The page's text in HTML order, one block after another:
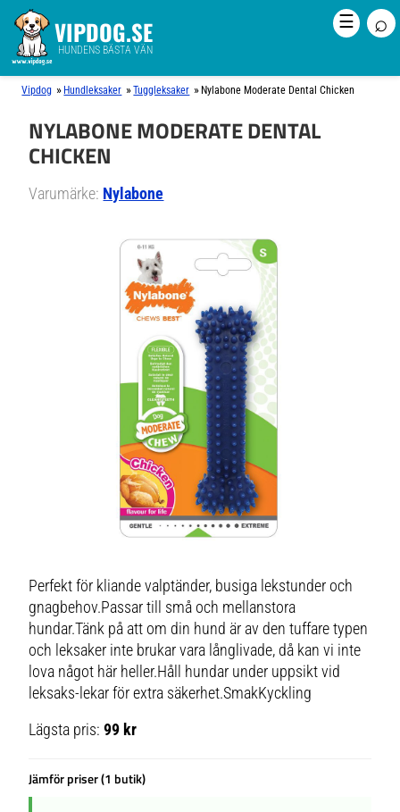
VIPDOG.SE
HUNDENS BÄSTA VÄN
☰ ⌕
Vipdog » Hundleksaker »Tuggleksaker » Nylabone Moderate Dental Chicken
NYLABONE MODERATE DENTAL
CHICKEN
Varumärke: Nylabone
Perfekt för kliande valptänder, busiga lekstunder och
gnagbehov.Passar till små och mellanstora
hundar.Tänk på att om din hund är av den tuffare typen
och leksaker inte brukar vara långlivade, då kan vi inte
lova något här heller.Håll hundar under uppsikt vid
leksaks-lekar för extra säkerhet.SmakKyckling
Lägsta pris:99 kr
Jämför priser (1 butik)